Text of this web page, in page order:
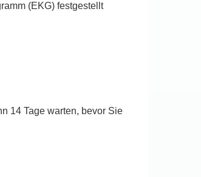
(EKG) festgestellt
14 Tage warten, bevor Sie